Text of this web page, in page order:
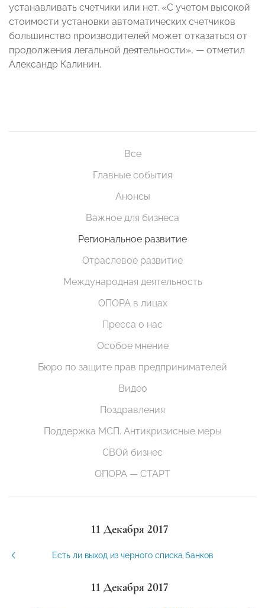
устанавливать счетчики или нет. «С учетом высокой
стоимости установки автоматических счетчиков
большинство производителей может отказаться от
продолжения легальной деятельности», — отметил
Александр Калинин.
Все
Главные события
Анонсы
Важное для бизнеса
Региональное развитие
Отраслевое развитие
Международная деятельность
ОПОРА в лицах
Пресса о нас
Особое мнение
Бюро по защите прав предпринимателей
Видео
Поздравления
Поддержка МСП. Антикризисные меры
СВОй бизнес
ОПОРА — СТАРТ
11 Декабря 2017
Есть ли выход из черного списка банков
11 Декабря 2017